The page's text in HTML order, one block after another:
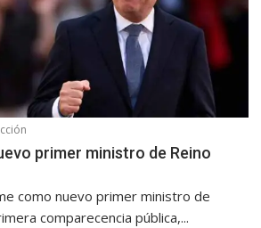
primer ministro de Reino
como nuevo primer ministro de
comparecencia pública,...